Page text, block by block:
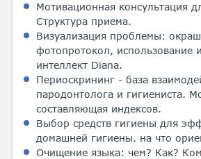
Мотивационная консультация
Структура приема.
Визуализация проблемы:
фотопротокол, использование
интеллект Diana.
Периоскрининг - база
пародонтолога и гигиениста.
составляющая индексов.
Выбор средств гигиены для
домашней гигиены. на что
Очищение языка: чем? Как?